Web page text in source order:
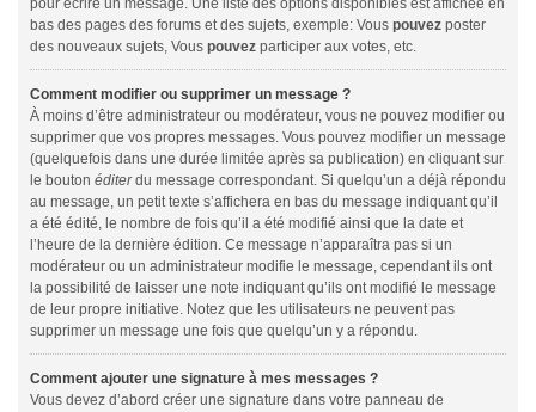
pour écrire un message. Une liste des options disponibles est affichée en
bas des pages des forums et des sujets, exemple: Vous pouvez poster
des nouveaux sujets, Vous pouvez participer aux votes, etc.
Comment modifier ou supprimer un message ?
À moins d’être administrateur ou modérateur, vous ne pouvez modifier ou
supprimer que vos propres messages. Vous pouvez modifier un message
(quelquefois dans une durée limitée après sa publication) en cliquant sur
le bouton éditerdu message correspondant. Si quelqu’un a déjà répondu
au message, un petit texte s’affichera en bas du message indiquant qu’il
a été édité, le nombre de fois qu’il a été modifié ainsi que la date et
l’heure de la dernière édition. Ce message n’apparaîtra pas si un
modérateur ou un administrateur modifie le message, cependant ils ont
la possibilité de laisser une note indiquant qu’ils ont modifié le message
de leur propre initiative. Notez que les utilisateurs ne peuvent pas
supprimer un message une fois que quelqu’un y a répondu.
Comment ajouter une signature à mes messages ?
Vous devez d’abord créer une signature dans votre panneau de